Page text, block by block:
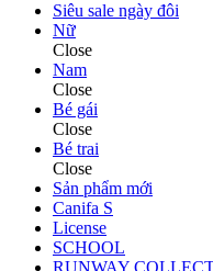
Siêu sale ngày đôi
Nữ
Close
Nam
Close
Bé gái
Close
Bé trai
Close
Sản phẩm mới
Canifa S
License
SCHOOL
RUNWAY